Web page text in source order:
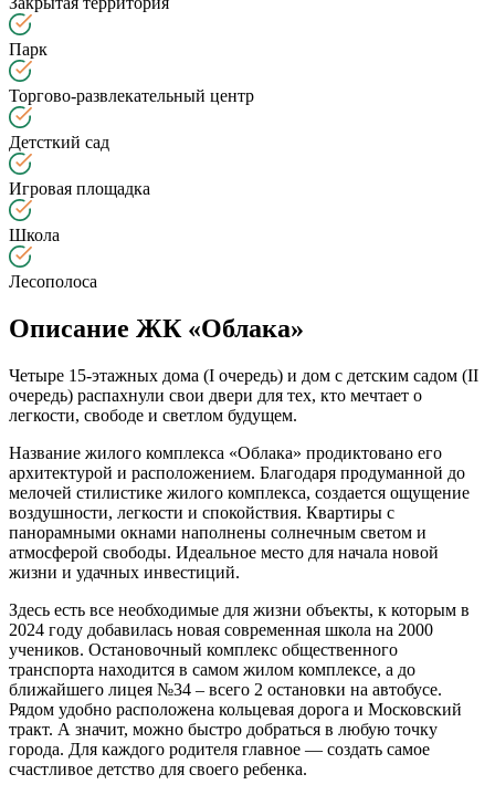
Парк
Торгово-развлекательный центр
Детсткий сад
Игровая площадка
Школа
Лесополоса
Описание ЖК «Облака»
Четыре 15-этажных дома (I очередь) и дом с детским садом (II
очередь) распахнули свои двери для тех, кто мечтает о
легкости, свободе и светлом будущем.
Название жилого комплекса «Облака» продиктовано его
архитектурой и расположением. Благодаря продуманной до
мелочей стилистике жилого комплекса, создается ощущение
воздушности, легкости и спокойствия. Квартиры с
панорамными окнами наполнены солнечным светом и
атмосферой свободы. Идеальное место для начала новой
жизни и удачных инвестиций.
Здесь есть все необходимые для жизни объекты, к которым в
2024 году добавилась новая современная школа на 2000
учеников. Остановочный комплекс общественного
транспорта находится в самом жилом комплексе, а до
ближайшего лицея №34 – всего 2 остановки на автобусе.
Рядом удобно расположена кольцевая дорога и Московский
тракт. А значит, можно быстро добраться в любую точку
города. Для каждого родителя главное — создать самое
счастливое детство для своего ребенка.